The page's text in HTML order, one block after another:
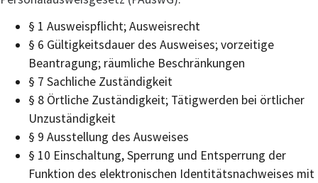
§ 1 Ausweispflicht; Ausweisrecht
§ 6 Gültigkeitsdauer des Ausweises; vorzeitige
Beantragung; räumliche Beschränkungen
§ 7 Sachliche Zuständigkeit
§ 8 Örtliche Zuständigkeit; Tätigwerden bei örtlicher
Unzuständigkeit
§ 9 Ausstellung des Ausweises
§ 10 Einschaltung, Sperrung und Entsperrung der
Funktion des elektronischen Identitätsnachweises mit